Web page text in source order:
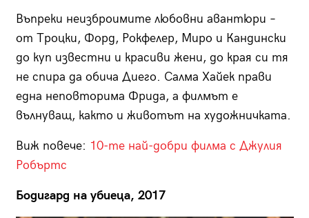
Въпреки неизброимите любовни авантюри –
от Троцки, Форд, Рокфелер, Миро и Кандински
до куп известни и красиви жени, до края си тя
не спира да обича Диего. Салма Хайек прави
една неповторима Фрида, а филмът е
вълнуващ, както и животът на художничката.
Виж повече: 10-те най-добри филма с Джулия
Робъртс
Бодигард на убиеца, 2017